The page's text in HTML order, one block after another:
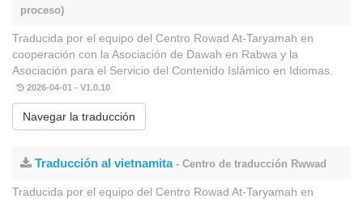
proceso)
Traducida por el equipo del Centro Rowad At-Taryamah en
cooperación con la Asociación de Dawah en Rabwa y la
Asociación para el Servicio del Contenido Islámico en Idiomas.
2026-04-01 - V1.0.10
Navegar la traducción
Traducción al vietnamita- Centro de traducción Rwwad
Traducida por el equipo del Centro Rowad At-Taryamah en